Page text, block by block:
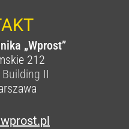
„Wprost”
212
II